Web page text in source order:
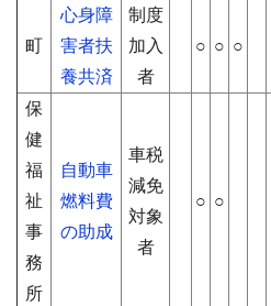
町
心身障
害者扶
養共済
制度
加入
者
○ ○ ○
保
健
福
祉
事
務
所
自動車
燃料費
の助成
車税
減免
対象
者
○ ○